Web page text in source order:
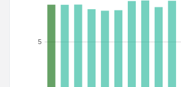
5